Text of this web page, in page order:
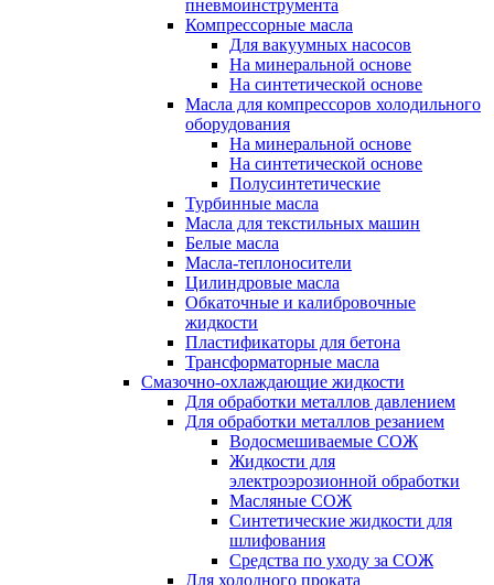
пневмоинструмента
Компрессорные масла
Для вакуумных насосов
На минеральной основе
На синтетической основе
Масла для компрессоров холодильного
оборудования
На минеральной основе
На синтетической основе
Полусинтетические
Турбинные масла
Масла для текстильных машин
Белые масла
Масла-теплоносители
Цилиндровые масла
Обкаточные и калибровочные
жидкости
Пластификаторы для бетона
Трансформаторные масла
Смазочно-охлаждающие жидкости
Для обработки металлов давлением
Для обработки металлов резанием
Водосмешиваемые СОЖ
Жидкости для
электроэрозионной обработки
Масляные СОЖ
Синтетические жидкости для
шлифования
Средства по уходу за СОЖ
Для холодного проката